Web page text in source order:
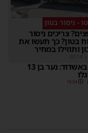
- ניסור בטון
צריכים ניסור
בטון? כך תעשו את
ותוזילו במחיר
אלימות באשדוד: נער בן 13
18:04